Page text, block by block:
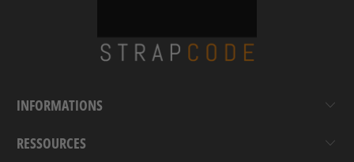
INFORMATIONS
RESSOURCES